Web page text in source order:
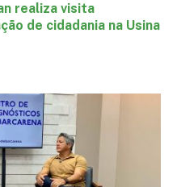
realiza visita
de cidadania na Usina